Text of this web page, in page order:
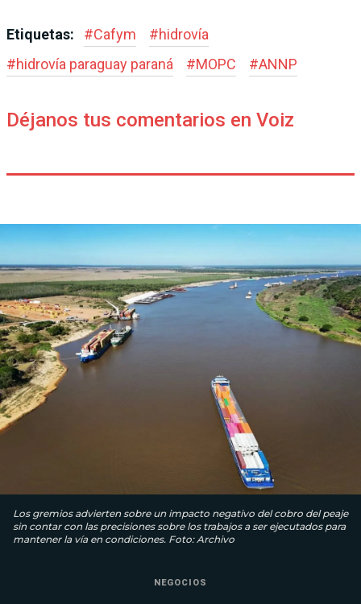
Etiquetas: #Cafym #hidrovía
#hidrovía paraguay paraná #MOPC #ANNP
Déjanos tus comentarios en Voiz
Los gremios advierten sobre un impacto negativo del cobro del peaje
sin contar con las precisiones sobre los trabajos a ser ejecutados para
mantener la vía en condiciones. Foto: Archivo
NEGOCIOS